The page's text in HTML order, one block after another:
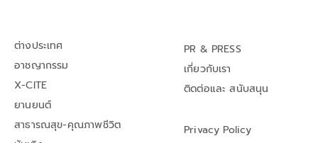
ต่างประเทศ
อาชญากรรม
X-CITE
ยานยนต์
สาธารณสุข-คุณภาพชีวิต
PR & PRESS
เกี่ยวกับเรา
ติดต่อและ สนับสนุน
Privacy Policy